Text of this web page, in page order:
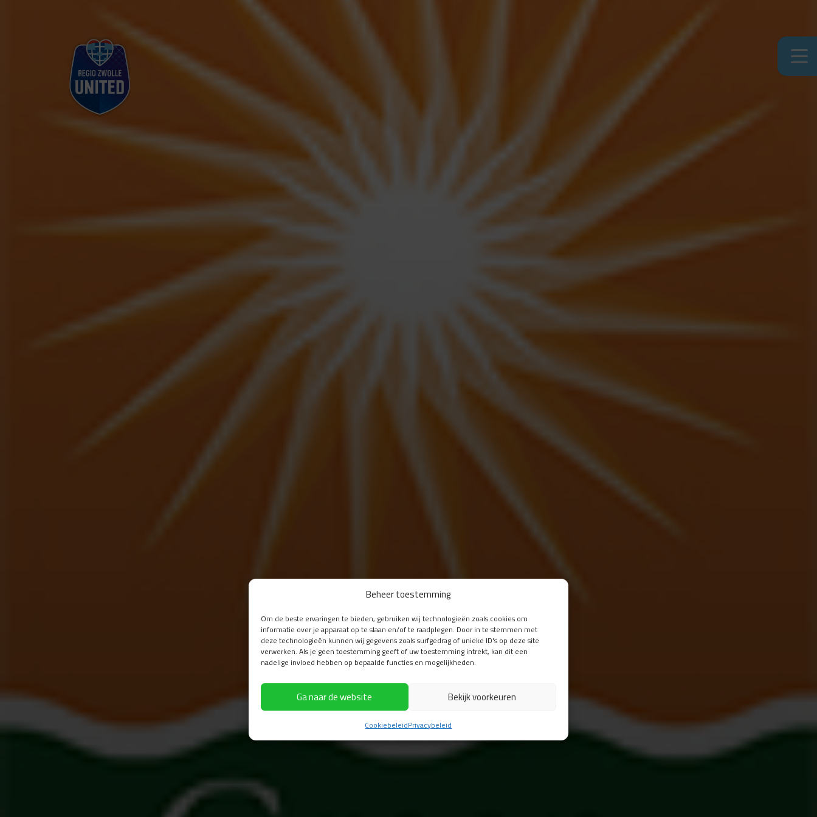
Beheer toestemming
Om de beste ervaringen te bieden, gebruiken wij technologieën zoals cookies om
informatie over je apparaat op te slaan en/of te raadplegen. Door in te stemmen met
deze technologieën kunnen wij gegevens zoals surfgedrag of unieke ID's op deze site
verwerken. Als je geen toestemming geeft of uw toestemming intrekt, kan dit een
nadelige invloed hebben op bepaalde functies en mogelijkheden.
Ga naar de website Bekijk voorkeuren
CookiebeleidPrivacybeleid